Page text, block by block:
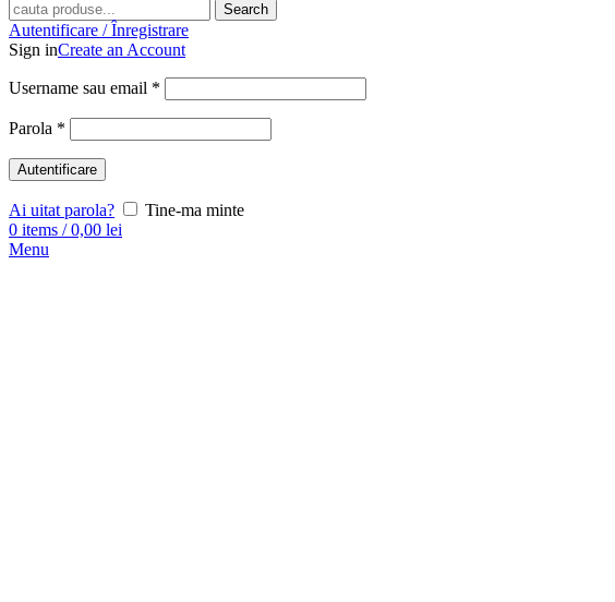
Search
Autentificare / Înregistrare
Sign inCreate an Account
Username sau email *
Parola *
Autentificare
Ai uitat parola?
Tine-ma minte
0 items / 0,00 lei
Menu